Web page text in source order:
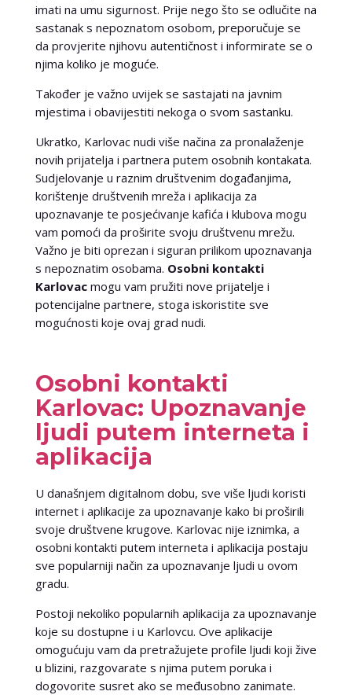
imati na umu sigurnost. Prije nego što se odlučite na
sastanak s nepoznatom osobom, preporučuje se
da provjerite njihovu autentičnost i informirate se o
njima koliko je moguće.
Također je važno uvijek se sastajati na javnim
mjestima i obavijestiti nekoga o svom sastanku.
Ukratko, Karlovac nudi više načina za pronalaženje
novih prijatelja i partnera putem osobnih kontakata.
Sudjelovanje u raznim društvenim događanjima,
korištenje društvenih mreža i aplikacija za
upoznavanje te posjećivanje kafića i klubova mogu
vam pomoći da proširite svoju društvenu mrežu.
Važno je biti oprezan i siguran prilikom upoznavanja
s nepoznatim osobama. Osobni kontakti
Karlovacmogu vam pružiti nove prijatelje i
potencijalne partnere, stoga iskoristite sve
mogućnosti koje ovaj grad nudi.
Osobni kontakti
Karlovac: Upoznavanje
ljudi putem interneta i
aplikacija
U današnjem digitalnom dobu, sve više ljudi koristi
internet i aplikacije za upoznavanje kako bi proširili
svoje društvene krugove. Karlovac nije iznimka, a
osobni kontakti putem interneta i aplikacija postaju
sve popularniji način za upoznavanje ljudi u ovom
gradu.
Postoji nekoliko popularnih aplikacija za upoznavanje
koje su dostupne i u Karlovcu. Ove aplikacije
omogućuju vam da pretražujete profile ljudi koji žive
u blizini, razgovarate s njima putem poruka i
dogovorite susret ako se međusobno zanimate.